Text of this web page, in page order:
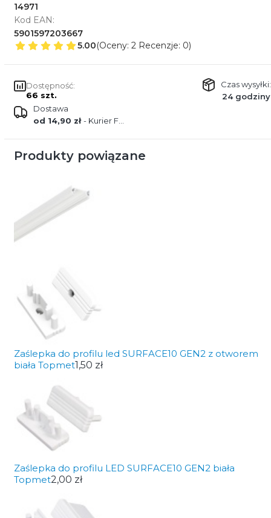
14971
Kod EAN:
5901597203667
5.00(Oceny: 2 Recenzje: 0)
Dostępność:
66 szt.
Czas wysyłki:
24 godziny
Dostawa
od 14,90 zł- Kurier FEDEX
Produkty powiązane
Zaślepka do profilu led SURFACE10 GEN2 z otworem
biała Topmet1,50 zł
Zaślepka do profilu LED SURFACE10 GEN2 biała
Topmet2,00 zł